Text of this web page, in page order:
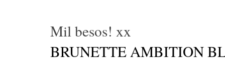
Mil besos! xx
BRUNETTE AMBITION